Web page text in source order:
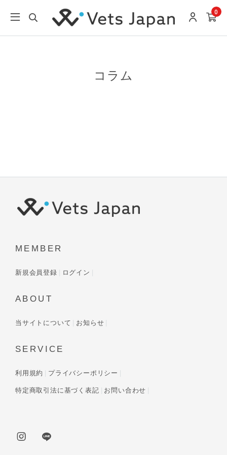
0
コラム
MEMBER
新規会員登録 ログイン
ABOUT
当サイトについて お知らせ
SERVICE
利用規約 プライバシーポリシー
特定商取引法に基づく表記 お問い合わせ